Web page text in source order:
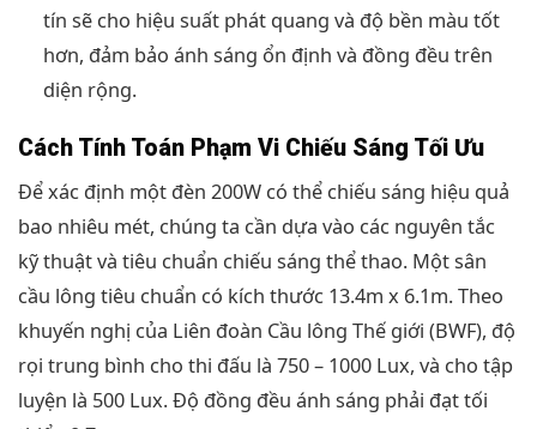
tín sẽ cho hiệu suất phát quang và độ bền màu tốt
hơn, đảm bảo ánh sáng ổn định và đồng đều trên
diện rộng.
Cách Tính Toán Phạm Vi Chiếu Sáng Tối Ưu
Để xác định một đèn 200W có thể chiếu sáng hiệu quả
bao nhiêu mét, chúng ta cần dựa vào các nguyên tắc
kỹ thuật và tiêu chuẩn chiếu sáng thể thao. Một sân
cầu lông tiêu chuẩn có kích thước 13.4m x 6.1m. Theo
khuyến nghị của Liên đoàn Cầu lông Thế giới (BWF), độ
rọi trung bình cho thi đấu là 750 – 1000 Lux, và cho tập
luyện là 500 Lux. Độ đồng đều ánh sáng phải đạt tối